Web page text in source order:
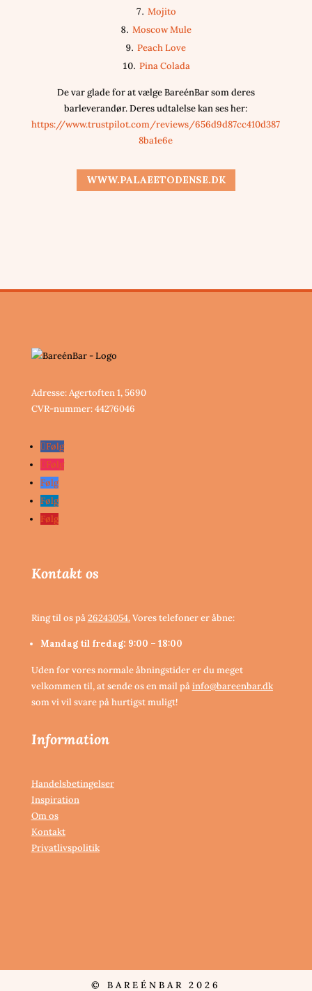
Mojito
Moscow Mule
Peach Love
Pina Colada
De var glade for at vælge BareénBar som deres
barleverandør. Deres udtalelse kan ses her:
https://www.trustpilot.com/reviews/656d9d87cc410d387
8ba1e6e
WWW.PALAEETODENSE.DK
Adresse: Agertoften 1, 5690
CVR-nummer:44276046
Følg
Følg
Følg
Følg
Følg
Kontakt os
Ring til os på26243054.Vores telefoner er åbne:
Mandag til fredag: 9:00 – 18:00
Uden for vores normale åbningstider er du meget
velkommen til, at sende os en mail påinfo@bareenbar.dk
som vi vil svare på hurtigst muligt!
Information
Handelsbetingelser
Inspiration
Om os
Kontakt
Privatlivspolitik
© BAREÉNBAR 2026